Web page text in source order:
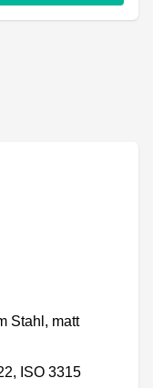
Stahl, matt
ISO 3315